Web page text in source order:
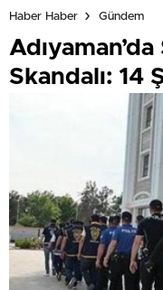
Haber Haber Gündem
Skandalı: 14